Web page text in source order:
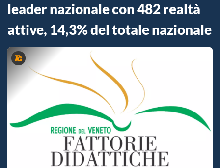
leader nazionale con 482 realtà
attive, 14,3% del totale nazionale